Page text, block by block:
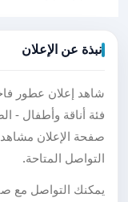
نبذة عن الإعلان
شاهد إعلان عطور
فئة أناقة وأطفال -
صفحة الإعلان
التواصل المتاحة.
يمكنك التواصل مع